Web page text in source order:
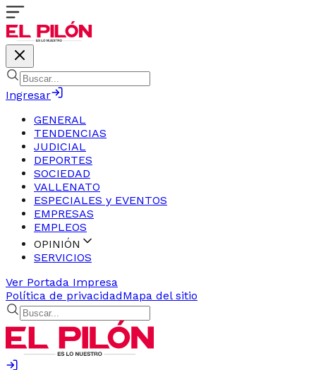
Ingresar
GENERAL
TENDENCIAS
JUDICIAL
DEPORTES
SOCIEDAD
VALLENATO
ESPECIALES y EVENTOS
EMPRESAS
EMPLEOS
OPINIÓN
SERVICIOS
Ver Portada Impresa
Política de privacidadMapa del sitio